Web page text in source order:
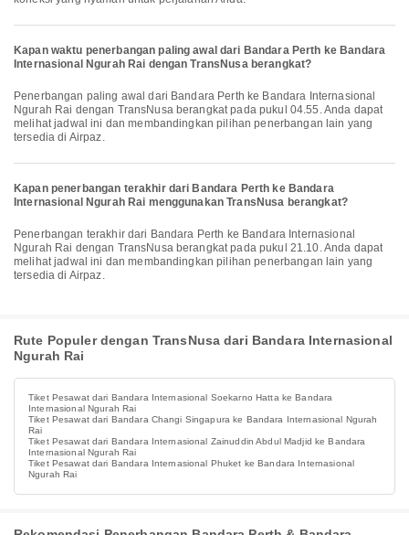
Kapan waktu penerbangan paling awal dari Bandara Perth ke Bandara
Internasional Ngurah Rai dengan TransNusa berangkat?
Penerbangan paling awal dari Bandara Perth ke Bandara Internasional
Ngurah Rai dengan TransNusa berangkat pada pukul 04.55. Anda dapat
melihat jadwal ini dan membandingkan pilihan penerbangan lain yang
tersedia di Airpaz.
Kapan penerbangan terakhir dari Bandara Perth ke Bandara
Internasional Ngurah Rai menggunakan TransNusa berangkat?
Penerbangan terakhir dari Bandara Perth ke Bandara Internasional
Ngurah Rai dengan TransNusa berangkat pada pukul 21.10. Anda dapat
melihat jadwal ini dan membandingkan pilihan penerbangan lain yang
tersedia di Airpaz.
Rute Populer dengan TransNusa dari Bandara Internasional
Ngurah Rai
Tiket Pesawat dari Bandara Internasional Soekarno Hatta ke Bandara
Internasional Ngurah Rai
Tiket Pesawat dari Bandara Changi Singapura ke Bandara Internasional Ngurah
Rai
Tiket Pesawat dari Bandara Internasional Zainuddin Abdul Madjid ke Bandara
Internasional Ngurah Rai
Tiket Pesawat dari Bandara Internasional Phuket ke Bandara Internasional
Ngurah Rai